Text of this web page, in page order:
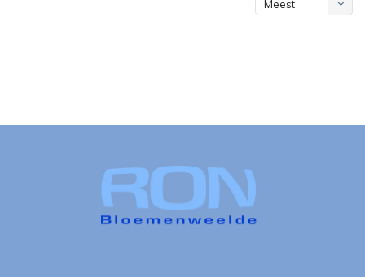
Meest